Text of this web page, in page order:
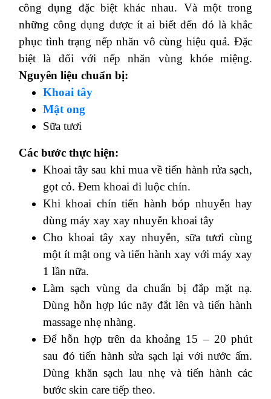
công dụng đặc biệt khác nhau. Và một trong
những công dụng được ít ai biết đến đó là khắc
phục tình trạng nếp nhăn vô cùng hiệu quả. Đặc
biệt là đối với nếp nhăn vùng khóe miệng.
Nguyên liệu chuẩn bị:
Khoai tây
Mật ong
Sữa tươi
Các bước thực hiện:
Khoai tây sau khi mua về tiến hành rửa sạch,
gọt cỏ. Đem khoai đi luộc chín.
Khi khoai chín tiến hành bóp nhuyễn hay
dùng máy xay xay nhuyễn khoai tây
Cho khoai tây xay nhuyễn, sữa tươi cùng
một ít mật ong và tiến hành xay với máy xay
1 lần nữa.
Làm sạch vùng da chuẩn bị đắp mặt nạ.
Dùng hỗn hợp lúc nãy đắt lên và tiến hành
massage nhẹ nhàng.
Để hỗn hợp trên da khoảng 15 – 20 phút
sau đó tiến hành sửa sạch lại với nước ấm.
Dùng khăn sạch lau nhẹ và tiến hành các
bước skin care tiếp theo.